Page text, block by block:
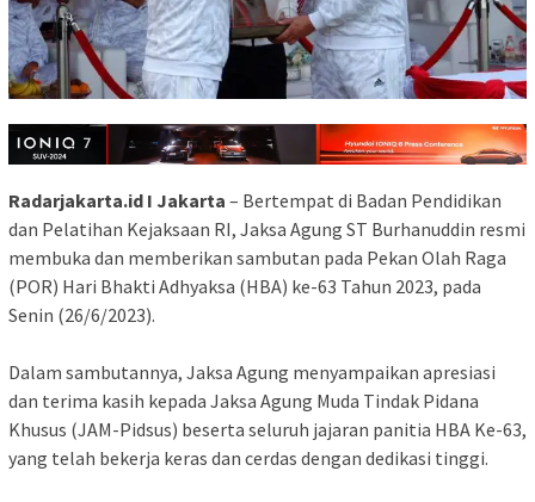
Radarjakarta.id I Jakarta – Bertempat di Badan Pendidikan
dan Pelatihan Kejaksaan RI, Jaksa Agung ST Burhanuddin resmi
membuka dan memberikan sambutan pada Pekan Olah Raga
(POR) Hari Bhakti Adhyaksa (HBA) ke-63 Tahun 2023, pada
Senin (26/6/2023).
Dalam sambutannya, Jaksa Agung menyampaikan apresiasi
dan terima kasih kepada Jaksa Agung Muda Tindak Pidana
Khusus (JAM-Pidsus) beserta seluruh jajaran panitia HBA Ke-63,
yang telah bekerja keras dan cerdas dengan dedikasi tinggi.